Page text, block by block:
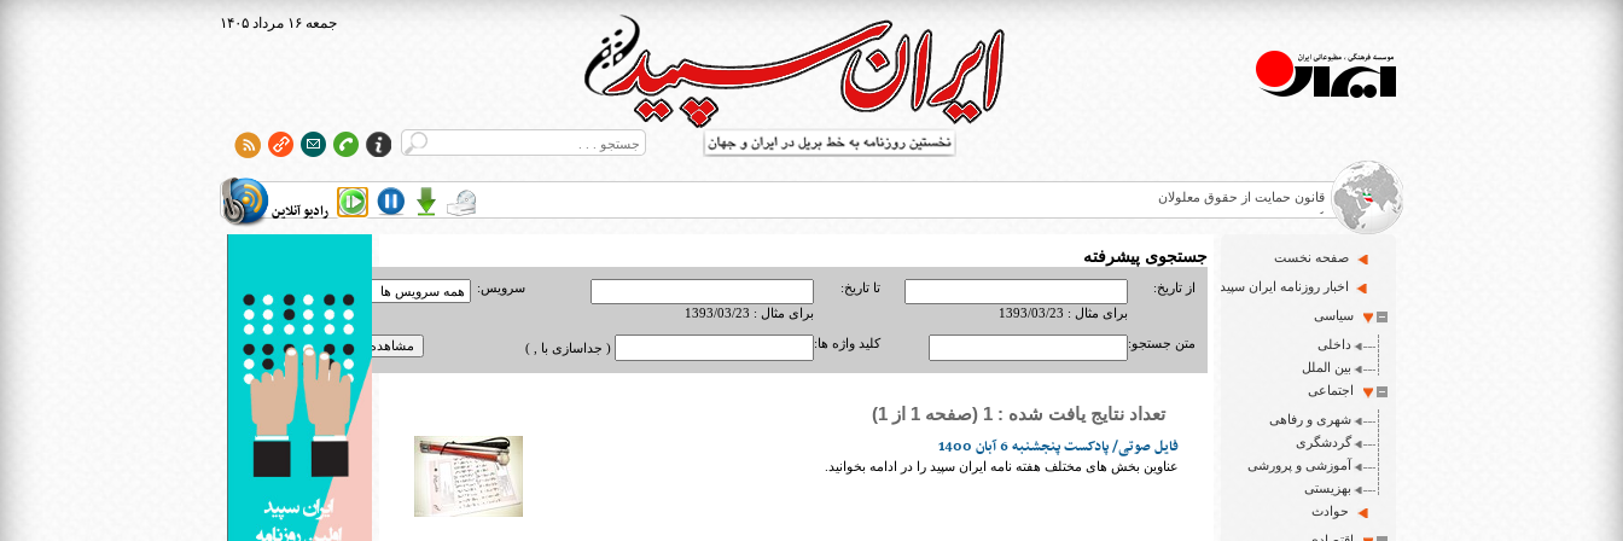
۱۴۰۵ جمعه ۱۶ مرداد
رادیو آنلاین
قانون حمایت از حقوق معلولان
>
ایران سپید سایت خبری نابینایان و تنها روزنامه به خط بریل در جهان
>
بخشنامه ها مربوط به معلولان و نابینایان
>
صفحه نخست
اخبار روزنامه ایران سپید
سیاسی
داخلی
بین الملل
اجتماعی
شهری و رفاهی
گردشگری
آموزشی و پرورشی
بهزیستی
حوادث
جستجوی پیشرفته
از تاریخ:
برای مثال : 1393/03/23
تا تاریخ:
برای مثال : 1393/03/23
سرویس:
متن جستجو: کلید واژه ها: ( جداسازی با , )
تعداد نتایج یافت شده : 1 (صفحه 1 از 1)
فایل صوتی/ پادکست پنجشنبه 6 آبان 1400
عناوین بخش های مختلف هفته نامه ایران سپید را در ادامه بخوانید.